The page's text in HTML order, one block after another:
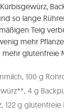
so lange
Teig
mehr
mehr glutenfreie
100 g
4 g
122 g